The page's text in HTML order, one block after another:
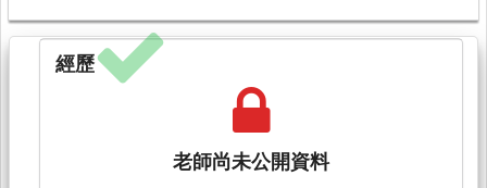
經歷
老師尚未公開資料